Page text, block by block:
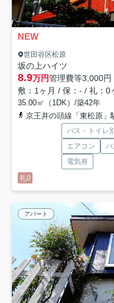
NEW
世田谷区松原
坂の上ハイツ
8.9万円管理費等3,000円
敷：1ヶ月 / 保：- / 礼：0
35.00㎡（1DK）/築42年
京王井の頭線「東松原」
バス・トイレ
エアコン
電気有
礼0
アパート